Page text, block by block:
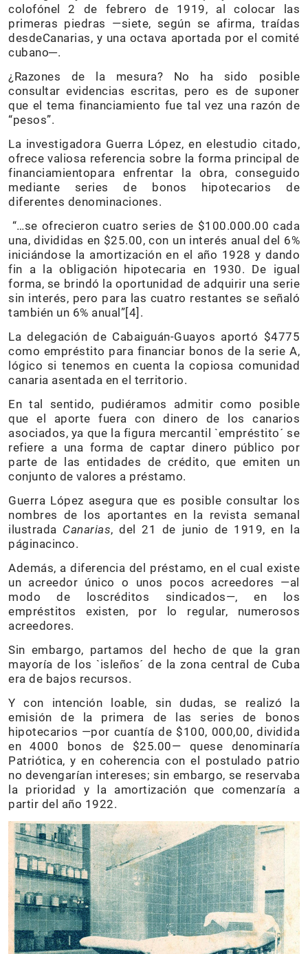
colofónel 2 de febrero de 1919, al colocar las
primeras piedras —siete, según se afirma, traídas
desdeCanarias, y una octava aportada por el comité
cubano─.
¿Razones de la mesura? No ha sido posible
consultar evidencias escritas, pero es de suponer
que el tema financiamiento fue tal vez una razón de
“pesos”.
La investigadora Guerra López, en elestudio citado,
ofrece valiosa referencia sobre la forma principal de
financiamientopara enfrentar la obra, conseguido
mediante series de bonos hipotecarios de
diferentes denominaciones.
“…se ofrecieron cuatro series de $100.000.00 cada
una, divididas en $25.00, con un interés anual del 6%
iniciándose la amortización en el año 1928 y dando
fin a la obligación hipotecaria en 1930. De igual
forma, se brindó la oportunidad de adquirir una serie
sin interés, pero para las cuatro restantes se señaló
también un 6% anual”[4].
La delegación de Cabaiguán-Guayos aportó $4775
como empréstito para financiar bonos de la serie A,
lógico si tenemos en cuenta la copiosa comunidad
canaria asentada en el territorio.
En tal sentido, pudiéramos admitir como posible
que el aporte fuera con dinero de los canarios
asociados, ya que la figura mercantil `empréstito´ se
refiere a una forma de captar dinero público por
parte de las entidades de crédito, que emiten un
conjunto de valores a préstamo.
Guerra López asegura que es posible consultar los
nombres de los aportantes en la revista semanal
ilustrada Canarias, del 21 de junio de 1919, en la
páginacinco.
Además, a diferencia del préstamo, en el cual existe
un acreedor único o unos pocos acreedores —al
modo de loscréditos sindicados—, en los
empréstitos existen, por lo regular, numerosos
acreedores.
Sin embargo, partamos del hecho de que la gran
mayoría de los `isleños´ de la zona central de Cuba
era de bajos recursos.
Y con intención loable, sin dudas, se realizó la
emisión de la primera de las series de bonos
hipotecarios —por cuantía de $100, 000,00, dividida
en 4000 bonos de $25.00— quese denominaría
Patriótica, y en coherencia con el postulado patrio
no devengarían intereses; sin embargo, se reservaba
la prioridad y la amortización que comenzaría a
partir del año 1922.